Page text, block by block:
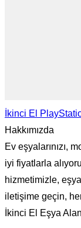
İkinci El
Hakkımızda
Ev eşyalarınızı,
iyi fiyatlarla
hizmetimizle,
iletişime geçin,
İkinci El Eşya